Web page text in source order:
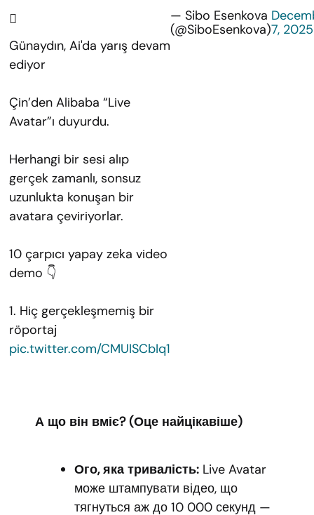
Günaydın, Ai'da yarış devam
ediyor
Çin’den Alibaba “Live
Avatar”ı duyurdu.
Herhangi bir sesi alıp
gerçek zamanlı, sonsuz
uzunlukta konuşan bir
avatara çeviriyorlar.
10 çarpıcı yapay zeka video
demo 👇
1. Hiç gerçekleşmemiş bir
röportaj
pic.twitter.com/CMUISCbIq1
— Sibo Esenkova
(@SiboEsenkova)7, 2025
А що він вміє? (Оце найцікавіше)
Ого, яка тривалість: Live Avatar
може штампувати відео, що
тягнуться аж до 10 000 секунд —